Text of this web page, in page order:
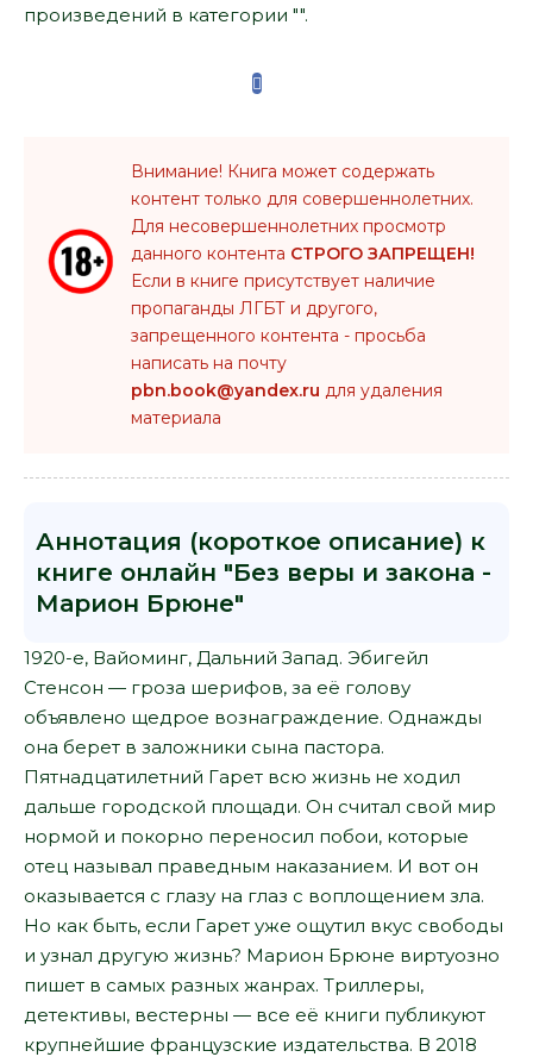
произведений в категории "".
Внимание! Книга может содержать
контент только для совершеннолетних.
Для несовершеннолетних просмотр
данного контента СТРОГО ЗАПРЕЩЕН!
Если в книге присутствует наличие
пропаганды ЛГБТ и другого,
запрещенного контента - просьба
написать на почту
pbn.book@yandex.ru для удаления
материала
Аннотация (короткое описание) к
книге онлайн "Без веры и закона -
Марион Брюне"
1920-е, Вайоминг, Дальний Запад. Эбигейл
Стенсон — гроза шерифов, за её голову
объявлено щедрое вознаграждение. Однажды
она берет в заложники сына пастора.
Пятнадцатилетний Гарет всю жизнь не ходил
дальше городской площади. Он считал свой мир
нормой и покорно переносил побои, которые
отец называл праведным наказанием. И вот он
оказывается с глазу на глаз с воплощением зла.
Но как быть, если Гарет уже ощутил вкус свободы
и узнал другую жизнь? Марион Брюне виртуозно
пишет в самых разных жанрах. Триллеры,
детективы, вестерны — все её книги публикуют
крупнейшие французские издательства. В 2018